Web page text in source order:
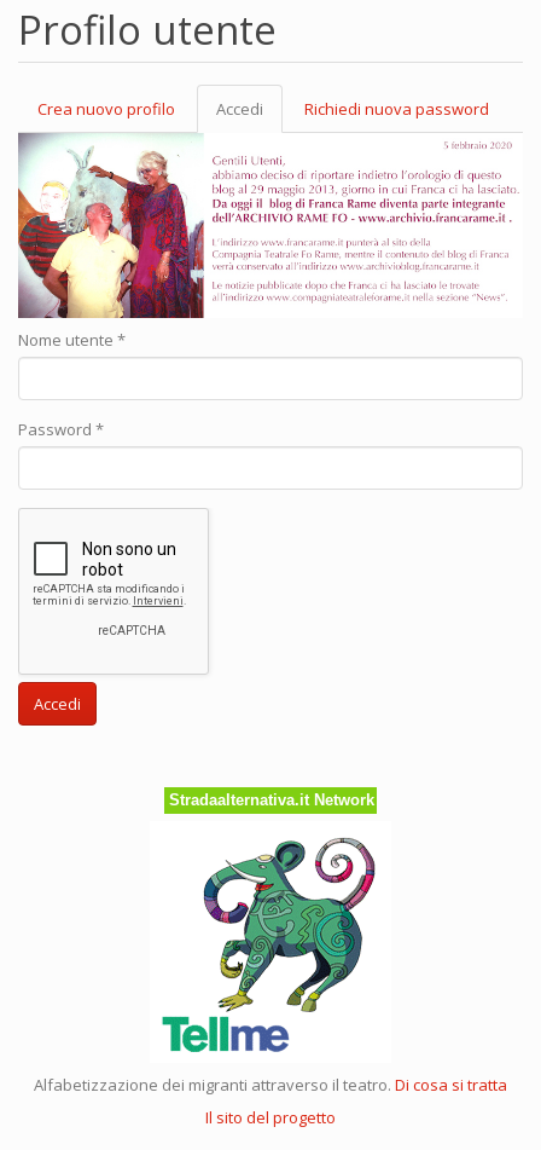
Profilo utente
Schede primarie
Crea nuovo profilo Accedi (scheda
attiva)
Richiedi nuova password
Nome utente *
Password *
Accedi
Stradaalternativa.it Network
Alfabetizzazione dei migranti attraverso il teatro. Di cosa si tratta
Il sito del progetto